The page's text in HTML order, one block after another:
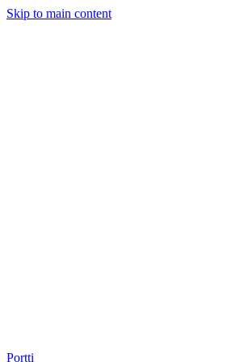
Skip to main content
Portti